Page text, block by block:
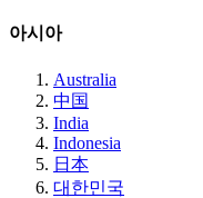
아시아
Australia
中国
India
Indonesia
日本
대한민국